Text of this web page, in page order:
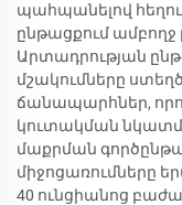
պահպանելով
ընթացքում ամբողջ
Արտադրության
մշակումները
ճանապարհներ,
կուտակման
մաքրման
միջոցառումները
40 ունցիանոց